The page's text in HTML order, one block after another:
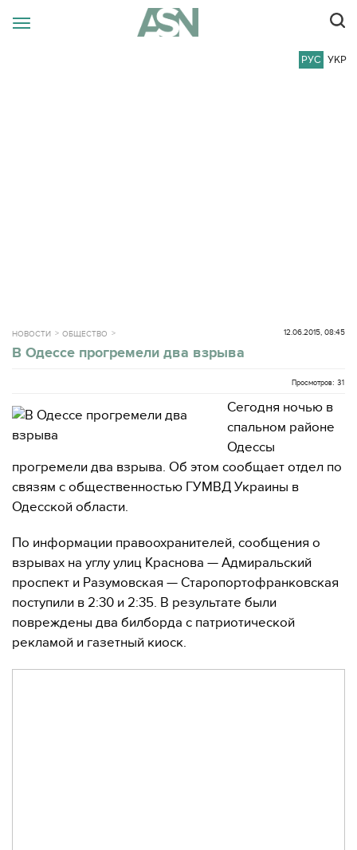
РУС УКР
НОВОСТИ ОБЩЕСТВО 12.06.2015, 08:45
В Одессе прогремели два взрыва
Просмотров: 31
Сегодня ночью в
спальном районе
Одессы
прогремели два взрыва. Об этом сообщает отдел по
связям с общественностью ГУМВД Украины в
Одесской области.
По информации правоохранителей, сообщения о
взрывах на углу улиц Краснова — Адмиральский
проспект и Разумовская — Старопортофранковская
поступили в 2:30 и 2:35. В результате были
повреждены два билборда с патриотической
рекламой и газетный киоск.